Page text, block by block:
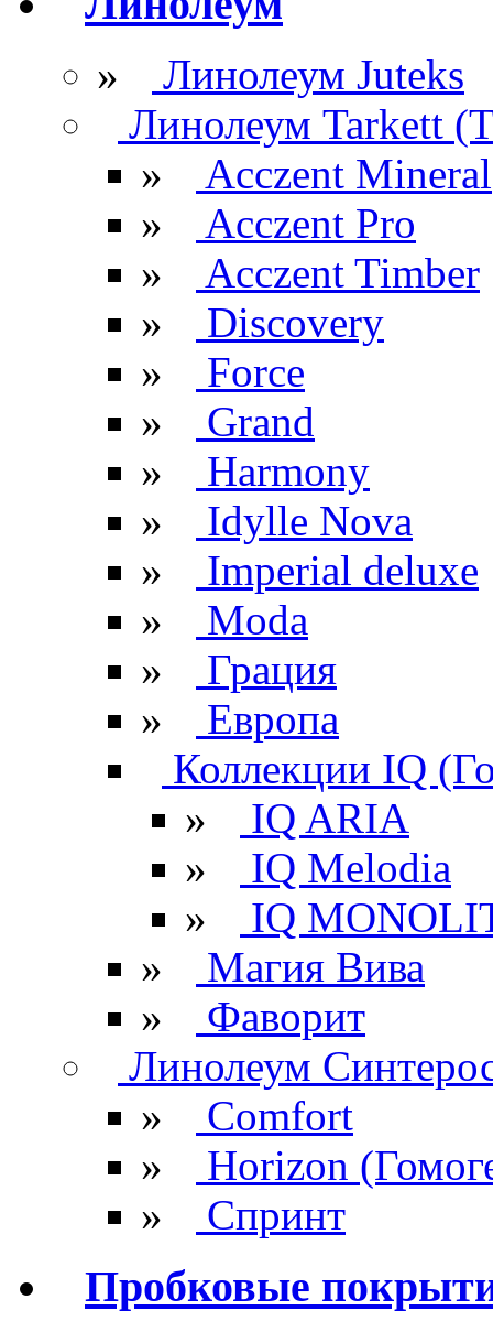
»
Линолеум Juteks
Линолеум Tarkett
»
Acczent Mineral
»
Acczent Pro
»
Acczent Timber
»
Discovery
»
Force
»
Grand
»
Harmony
»
Idylle Nova
»
Imperial deluxe
»
Moda
»
Грация
»
Европа
Коллекции IQ
»
IQ ARIA
»
IQ Melodia
»
IQ
»
Магия Вива
»
Фаворит
Линолеум
»
Comfort
»
Horizon
»
Спринт
Пробковые